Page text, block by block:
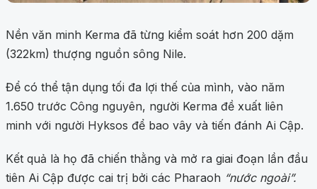
Nền văn minh Kerma đã từng kiểm soát hơn 200 dặm
(322km) thượng nguồn sông Nile.
Để có thể tận dụng tối đa lợi thế của mình, vào năm
1.650 trước Công nguyên, người Kerma đề xuất liên
minh với người Hyksos để bao vây và tiến đánh Ai Cập.
Kết quả là họ đã chiến thằng và mở ra giai đoạn lần đầu
tiên Ai Cập được cai trị bởi các Pharaoh “nước ngoài”.